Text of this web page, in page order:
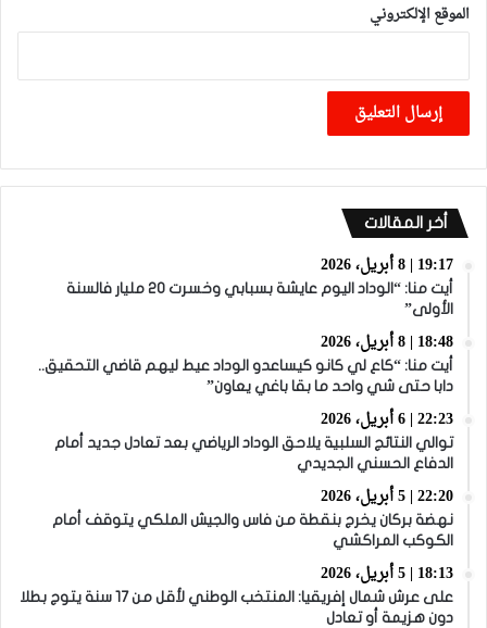
الموقع الإلكتروني
أخر المقالات
19:17 | 8 أبريل، 2026
أيت منا: “الوداد اليوم عايشة بسبابي وخسرت 20 مليار فالسنة
الأولى”
18:48 | 8 أبريل، 2026
أيت منا: “كاع لي كانو كيساعدو الوداد عيط ليهم قاضي التحقيق..
دابا حتى شي واحد ما بقا باغي يعاون”
22:23 | 6 أبريل، 2026
توالي النتائج السلبية يلاحق الوداد الرياضي بعد تعادل جديد أمام
الدفاع الحسني الجديدي
22:20 | 5 أبريل، 2026
نهضة بركان يخرج بنقطة من فاس والجيش الملكي يتوقف أمام
الكوكب المراكشي
18:13 | 5 أبريل، 2026
على عرش شمال إفريقيا: المنتخب الوطني لأقل من 17 سنة يتوج بطلا
دون هزيمة أو تعادل